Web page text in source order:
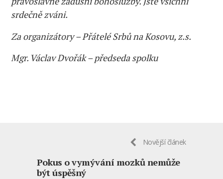
srdečně zváni.
Za organizátory – Přátelé Srbů na Kosovu, z.s.
Mgr. Václav Dvořák – předseda spolku
Novější článek
Pokus o vymývání mozků nemůže
být úspěšný